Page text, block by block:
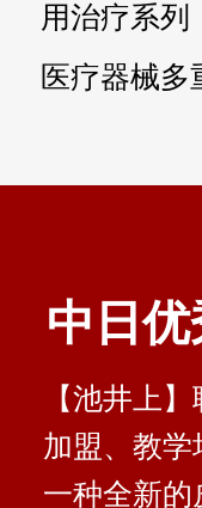
用治疗系列
医疗器械多
中日
【池井上
加盟、教
一种全新